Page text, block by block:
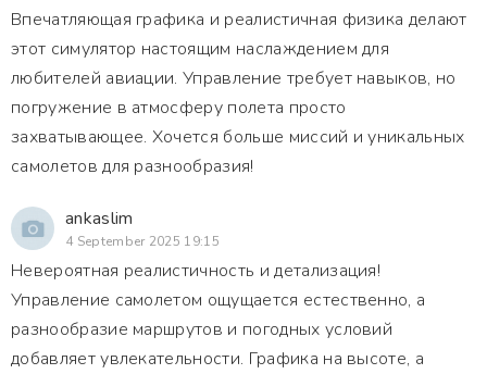
Впечатляющая графика и реалистичная физика делают
этот симулятор настоящим наслаждением для
любителей авиации. Управление требует навыков, но
погружение в атмосферу полета просто
захватывающее. Хочется больше миссий и уникальных
самолетов для разнообразия!
ankaslim
4 September 2025 19:15
Невероятная реалистичность и детализация!
Управление самолетом ощущается естественно, а
разнообразие маршрутов и погодных условий
добавляет увлекательности. Графика на высоте, а